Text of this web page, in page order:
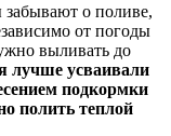
о поливе,
от погоды
выливать до
лучше усваивали
подкормки
полить теплой